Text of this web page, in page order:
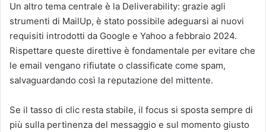
Un altro tema centrale è la Deliverability: grazie agli
strumenti di MailUp, è stato possibile adeguarsi ai nuovi
requisiti introdotti da Google e Yahoo a febbraio 2024.
Rispettare queste direttive è fondamentale per evitare che
le email vengano rifiutate o classificate come spam,
salvaguardando così la reputazione del mittente.
Se il tasso di clic resta stabile, il focus si sposta sempre di
più sulla pertinenza del messaggio e sul momento giusto